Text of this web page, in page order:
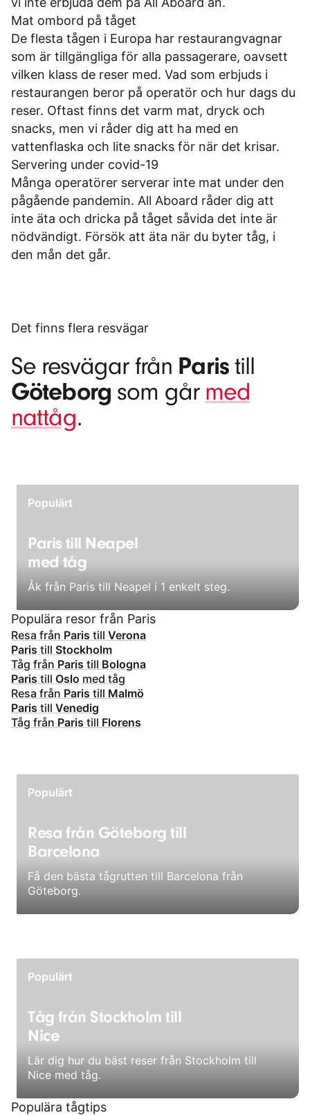
Mat ombord på tåget
De flesta tågen i Europa har restaurangvagnar
som är tillgängliga för alla passagerare, oavsett
vilken klass de reser med. Vad som erbjuds i
restaurangen beror på operatör och hur dags du
reser. Oftast finns det varm mat, dryck och
snacks, men vi råder dig att ha med en
vattenflaska och lite snacks för när det krisar.
Servering under covid-19
Många operatörer serverar inte mat under den
pågående pandemin. All Aboard råder dig att
inte äta och dricka på tåget såvida det inte är
nödvändigt. Försök att äta när du byter tåg, i
den mån det går.
Det finns flera resvägar
Se resvägar från Paristill
Göteborg som går med
nattåg.
Populärt
Paris till Neapel
med tåg
Åk från Paris till Neapel i 1 enkelt steg.
Populära resor från Paris
Resa från Paris till Verona
Paris till Stockholm
Tåg från Paris till Bologna
Paris till Oslo med tåg
Resa från Paris till Malmö
Paris till Venedig
Tåg från Paris till Florens
Populärt
Resa från Göteborg till
Barcelona
Få den bästa tågrutten till Barcelona från
Göteborg.
Populärt
Tåg från Stockholm till
Nice
Lär dig hur du bäst reser från Stockholm till
Nice med tåg.
Populära tågtips